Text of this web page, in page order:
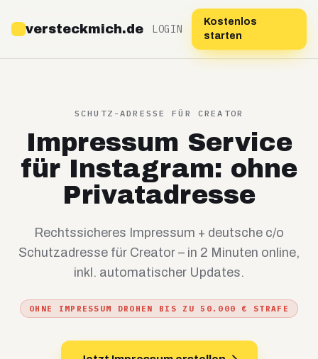
versteckmich.de LOGIN
Kostenlos
starten
SCHUTZ-ADRESSE FÜR CREATOR
Impressum Service
für Instagram: ohne
Privatadresse
Rechtssicheres Impressum + deutsche c/o
Schutzadresse für Creator – in 2 Minuten online,
inkl. automatischer Updates.
OHNE IMPRESSUM DROHEN BIS ZU 50.000 € STRAFE